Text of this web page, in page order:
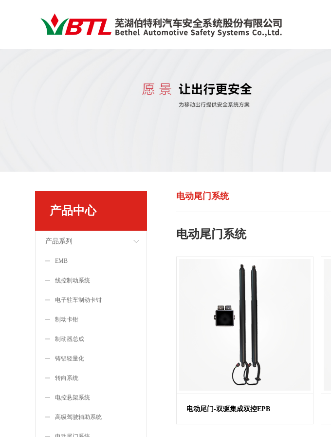
产品中心
产品系列
EMB
线控制动系统
电子驻车制动卡钳
制动卡钳
制动器总成
铸铝轻量化
转向系统
电控悬架系统
高级驾驶辅助系统
电动尾门系统
电动尾门系统
电动尾门-双驱集成双控EPB